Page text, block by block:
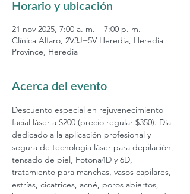
Horario y ubicación
21 nov 2025, 7:00 a. m. – 7:00 p. m.
Clínica Alfaro, 2V3J+5V Heredia, Heredia
Province, Heredia
Acerca del evento
Descuento especial en rejuvenecimiento
facial láser a $200 (precio regular $350). Día
dedicado a la aplicación profesional y
segura de tecnología láser para depilación,
tensado de piel, Fotona4D y 6D,
tratamiento para manchas, vasos capilares,
estrías, cicatrices, acné, poros abiertos,